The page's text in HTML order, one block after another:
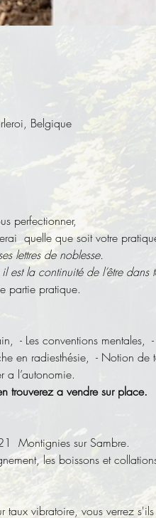
Belgique
perfectionner,
quelle que soit votre
lettres de noblesse.
la continuité de l’être dans
partie pratique.
- Les conventions mentales,
en radiesthésie,  - Notion de
a l’autonomie.
trouverez a vendre sur place.
Montignies sur Sambre.
les boissons et
taux vibratoire, vous verrez